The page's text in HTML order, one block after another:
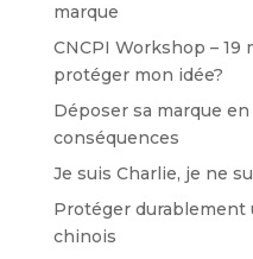
marque
CNCPI Workshop – 19
protéger mon idée?
Déposer sa marque
conséquences
Je suis Charlie, je ne
Protéger durablement
chinois